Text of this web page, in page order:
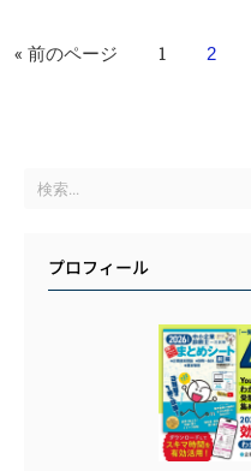
« 前のページ 1 2
プロフィール